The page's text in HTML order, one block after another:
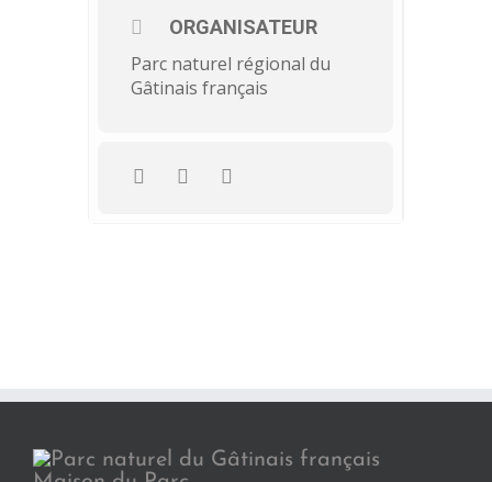
ORGANISATEUR
Parc naturel régional du
Gâtinais français